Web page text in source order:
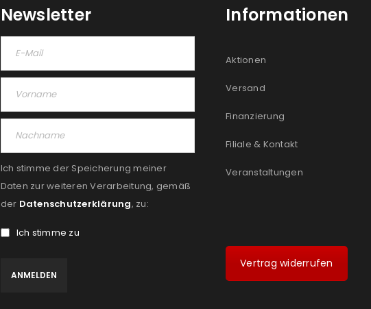
Newsletter
Ich stimme der Speicherung meiner
Daten zur weiteren Verarbeitung, gemäß
der Datenschutzerklärung, zu:
Ich stimme zu
Informationen
Aktionen
Versand
Finanzierung
Filiale & Kontakt
Veranstaltungen
Vertrag widerrufen